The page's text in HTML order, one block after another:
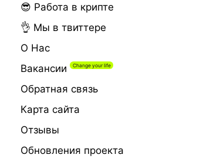
😎 Работа в крипте
👌 Мы в твиттере
О Нас
Вакансии
Обратная связь
Карта сайта
Отзывы
Обновления проекта